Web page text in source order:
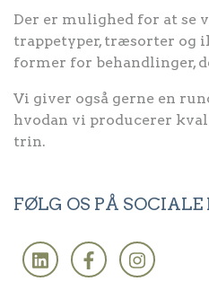
Der er mulighed for at se
trappetyper, træsorter og
former for behandlinger,
Vi giver også gerne en
hvodan vi producerer
trin.
FØLG OS PÅ SOCIALE